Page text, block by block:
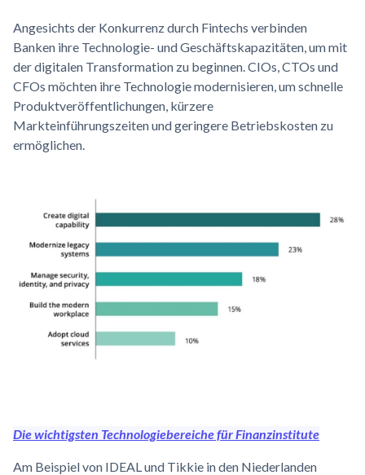
Angesichts der Konkurrenz durch Fintechs verbinden
Banken ihre Technologie- und Geschäftskapazitäten, um mit
der digitalen Transformation zu beginnen. CIOs, CTOs und
CFOs möchten ihre Technologie modernisieren, um schnelle
Produktveröffentlichungen, kürzere
Markteinführungszeiten und geringere Betriebskosten zu
ermöglichen.
Die wichtigsten Technologiebereiche für Finanzinstitute
Am Beispiel von IDEAL und Tikkie in den Niederlanden